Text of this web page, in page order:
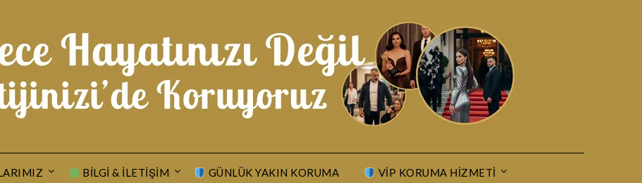
BILGI & İLETIŞIM GÜNLÜK YAKIN KORUMA VIP KORUMA HIZMETI